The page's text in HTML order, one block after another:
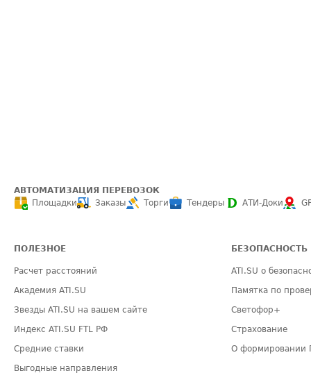
АВТОМАТИЗАЦИЯ ПЕРЕВОЗОК
Площадки
Заказы Торги Тендеры АТИ-Доки
ПОЛЕЗНОЕ
Расчет расстояний
Академия ATI.SU
Звезды ATI.SU на вашем сайте
Индекс ATI.SU FTL РФ
Средние ставки
Выгодные направления
БЕЗОПАСНОСТЬ
ATI.SU о
Памятка по
Светофор+
Страхование
О формировании